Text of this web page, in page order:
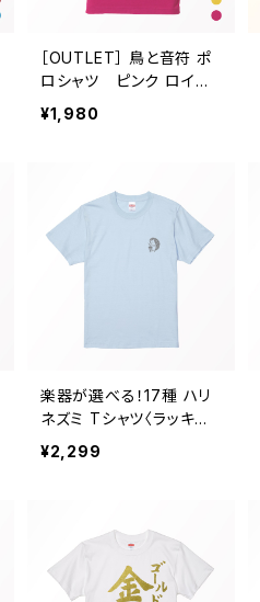
［OUTLET］ 鳥と音符 ポ
ロシャツ ピンク ロイヤ
ルブルー イエロー トロピ
カルピンク G-S, G-M,
¥1,980
楽器が選べる！17種 ハリ
ネズミ Tシャツ〈ラッキー・
ハリー〉ワンポイント ライ
トブルー
¥2,299